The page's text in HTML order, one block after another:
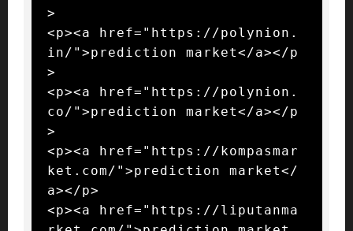
>
<p><a href="https://polynion.
in/">prediction market</a></p
>
<p><a href="https://polynion.
co/">prediction market</a></p
>
<p><a href="https://kompasmar
ket.com/">prediction market</
a></p>
<p><a href="https://liputanma